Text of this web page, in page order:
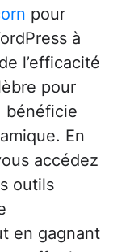
pour
à
l’efficacité
pour
bénéficie
En
accédez
outils
en gagnant